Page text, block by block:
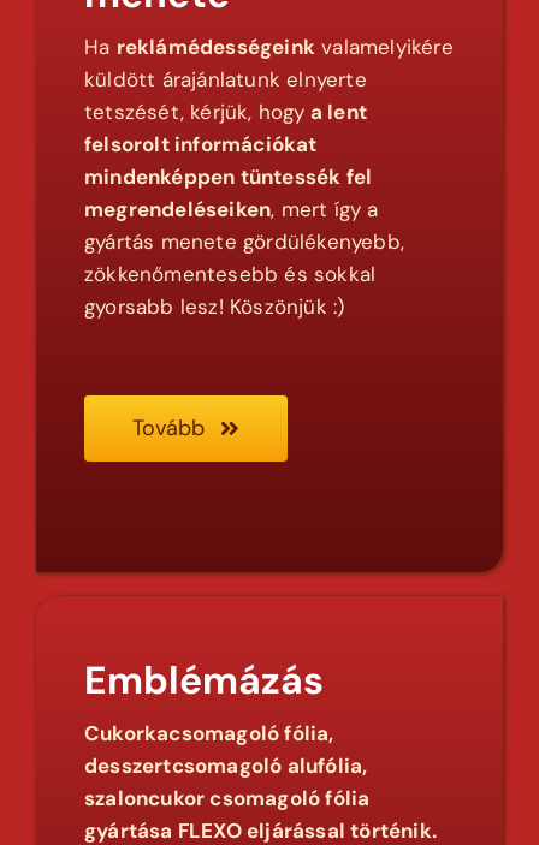
Ha reklámédességeink valamelyikére
küldött árajánlatunk elnyerte
tetszését, kérjük, hogy a lent
felsorolt információkat
mindenképpen tüntessék fel
megrendeléseiken, mert így a
gyártás menete gördülékenyebb,
zökkenőmentesebb és sokkal
gyorsabb lesz! Köszönjük :)
Tovább
Emblémázás
Cukorkacsomagoló fólia,
desszertcsomagoló alufólia,
szaloncukor csomagoló fólia
gyártása FLEXO eljárással történik.